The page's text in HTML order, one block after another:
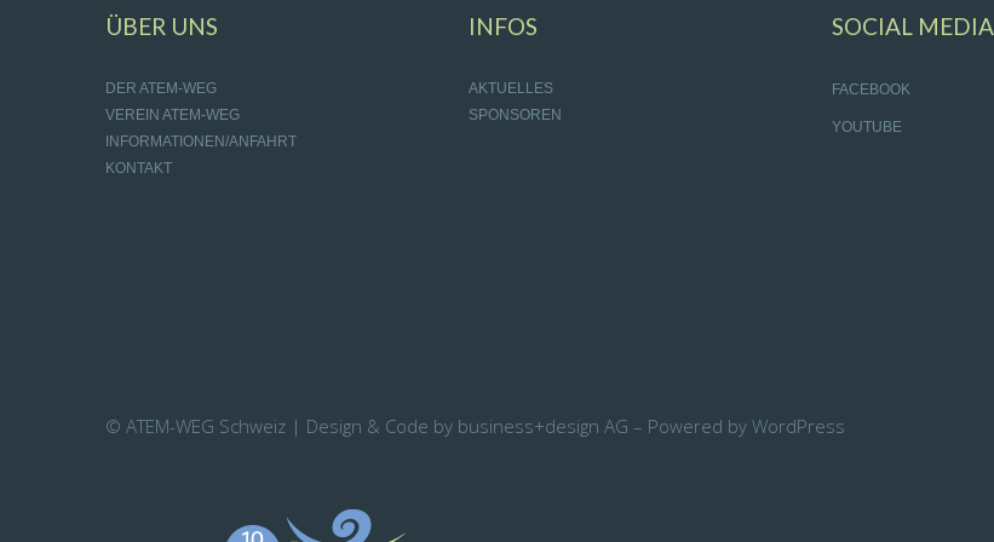
ÜBER UNS
DER ATEM-WEG
VEREIN ATEM-WEG
INFORMATIONEN/ANFAHRT
KONTAKT
INFOS
AKTUELLES
SPONSOREN
SOCIAL MEDIA
FACEBOOK
YOUTUBE
© ATEM-WEG Schweiz | Design & Code by business+design AG – Powered by WordPress